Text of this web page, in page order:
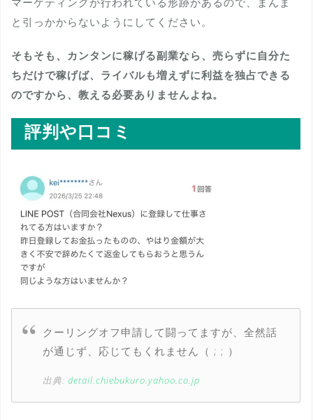
と引っかからないようにしてください。
そもそも、カンタンに稼げる副業なら、売らずに自分た
ちだけで稼げば、ライバルも増えずに利益を独占できる
のですから、教える必要ありませんよね。
評判や口コミ
クーリングオフ申請して闘ってますが、全然話
が通じず、応じてもくれません（ ; ; ）
出典: detail.chiebukuro.yahoo.co.jp